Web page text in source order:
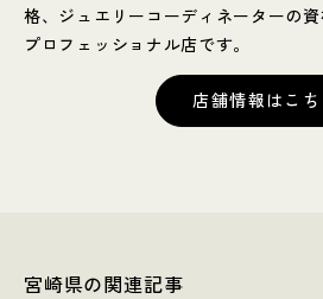
格、ジュエリーコーディネーターの
プロフェッショナル店です。
店舗情報はこち
宮崎県の関連記事